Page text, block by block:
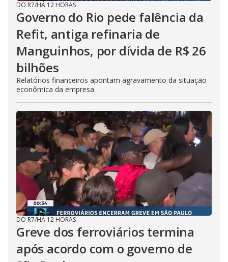
DO R7/HÁ 12 HORAS
Governo do Rio pede falência da
Refit, antiga refinaria de
Manguinhos, por dívida de R$ 26
bilhões
Relatórios financeiros apontam agravamento da situação
econômica da empresa
DO R7/HÁ 12 HORAS
Greve dos ferroviários termina
após acordo com o governo de